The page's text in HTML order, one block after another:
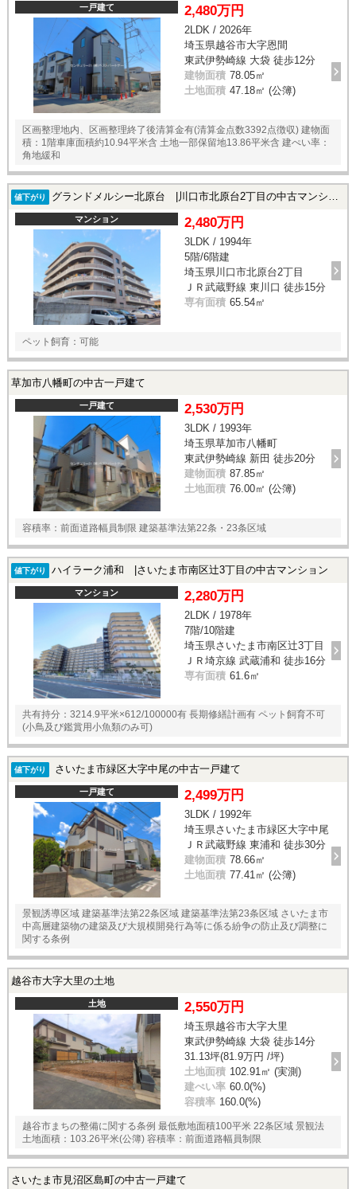
一戸建て 2,480万円
2LDK / 2026年
埼玉県越谷市大字恩間
東武伊勢崎線 大袋 徒歩12分
建物面積 78.05㎡
土地面積 47.18㎡ (公簿)
区画整理地内、区画整理終了後清算金有(清算金点数3392点徴収) 建物面
積：1階車庫面積約10.94平米含 土地一部保留地13.86平米含 建ぺい率：
角地緩和
値下がり グランドメルシー北原台 |川口市北原台2丁目の中古マンション
マンション 2,480万円
3LDK / 1994年
5階/6階建
埼玉県川口市北原台2丁目
ＪＲ武蔵野線 東川口 徒歩15分
専有面積 65.54㎡
ペット飼育：可能
草加市八幡町の中古一戸建て
一戸建て 2,530万円
3LDK / 1993年
埼玉県草加市八幡町
東武伊勢崎線 新田 徒歩20分
建物面積 87.85㎡
土地面積 76.00㎡ (公簿)
容積率：前面道路幅員制限 建築基準法第22条・23条区域
値下がり ハイラーク浦和 |さいたま市南区辻3丁目の中古マンション
マンション 2,280万円
2LDK / 1978年
7階/10階建
埼玉県さいたま市南区辻3丁目
ＪＲ埼京線 武蔵浦和 徒歩16分
専有面積 61.6㎡
共有持分：3214.9平米×612/100000有 長期修繕計画有 ペット飼育不可
(小鳥及び鑑賞用小魚類のみ可)
値下がり さいたま市緑区大字中尾の中古一戸建て
一戸建て 2,499万円
3LDK / 1992年
埼玉県さいたま市緑区大字中尾
ＪＲ武蔵野線 東浦和 徒歩30分
建物面積 78.66㎡
土地面積 77.41㎡ (公簿)
景観誘導区域 建築基準法第22条区域 建築基準法第23条区域 さいたま市
中高層建築物の建築及び大規模開発行為等に係る紛争の防止及び調整に
関する条例
越谷市大字大里の土地
土地 2,550万円
埼玉県越谷市大字大里
東武伊勢崎線 大袋 徒歩14分
31.13坪(81.9万円 /坪)
土地面積 102.91㎡ (実測)
建ぺい率 60.0(%)
容積率 160.0(%)
越谷市まちの整備に関する条例 最低敷地面積100平米 22条区域 景観法
土地面積：103.26平米(公簿) 容積率：前面道路幅員制限
さいたま市見沼区島町の中古一戸建て